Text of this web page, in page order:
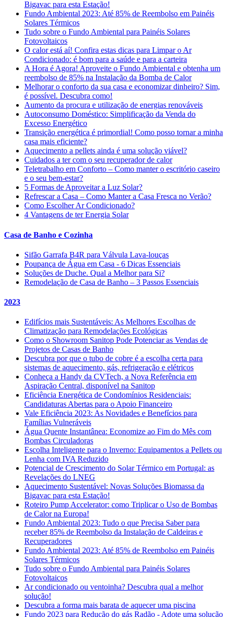
Bigavac para esta Estação!
Fundo Ambiental 2023: Até 85% de Reembolso em Painéis
Solares Térmicos
Tudo sobre o Fundo Ambiental para Painéis Solares
Fotovoltaicos
O calor está aí! Confira estas dicas para Limpar o Ar
Condicionado: é bom para a saúde e para a carteira
A Hora é Agora! Aproveite o Fundo Ambiental e obtenha um
reembolso de 85% na Instalação da Bomba de Calor
Melhorar o conforto da sua casa e economizar dinheiro? Sim,
é possível. Descubra como!
Aumento da procura e utilização de energias renováveis
Autoconsumo Doméstico: Simplificação da Venda do
Excesso Energético
Transição energética é primordial! Como posso tornar a minha
casa mais eficiente?
Aquecimento a pellets ainda é uma solução viável?
Cuidados a ter com o seu recuperador de calor
Teletrabalho em Conforto – Como manter o escritório caseiro
e o seu bem-estar?
5 Formas de Aproveitar a Luz Solar?
Refrescar a Casa – Como Manter a Casa Fresca no Verão?
Como Escolher Ar Condicionado?
4 Vantagens de ter Energia Solar
Casa de Banho e Cozinha
Sifão Garrafa B4R para Válvula Lava-louças
Poupança de Água em Casa - 6 Dicas Essenciais
Soluções de Duche. Qual a Melhor para Si?
Remodelação de Casa de Banho – 3 Passos Essenciais
2023
Edifícios mais Sustentáveis: As Melhores Escolhas de
Climatização para Remodelações Ecológicas
Como o Showroom Sanitop Pode Potenciar as Vendas de
Projetos de Casas de Banho
Descubra por que o tubo de cobre é a escolha certa para
sistemas de aquecimento, gás, refrigeração e elétricos
Conheça a Handy da CVTech, a Nova Referência em
Aspiração Central, disponível na Sanitop
Eficiência Energética de Condomínios Residenciais:
Candidaturas Abertas para o Apoio Financeiro
Vale Eficiência 2023: As Novidades e Benefícios para
Famílias Vulneráveis
Água Quente Instantânea: Economize ao Fim do Mês com
Bombas Circuladoras
Escolha Inteligente para o Inverno: Equipamentos a Pellets ou
Lenha com IVA Reduzido
Potencial de Crescimento do Solar Térmico em Portugal: as
Revelações do LNEG
Aquecimento Sustentável: Novas Soluções Biomassa da
Bigavac para esta Estação!
Roteiro Pump Accelerator: como Triplicar o Uso de Bombas
de Calor na Europa!
Fundo Ambiental 2023: Tudo o que Precisa Saber para
receber 85% de Reembolso da Instalação de Caldeiras e
Recuperadores
Fundo Ambiental 2023: Até 85% de Reembolso em Painéis
Solares Térmicos
Tudo sobre o Fundo Ambiental para Painéis Solares
Fotovoltaicos
Ar condicionado ou ventoinha? Descubra qual a melhor
solução!
Descubra a forma mais barata de aquecer uma piscina
Fundo 2023 para Redução do gás Radão - Adote uma solução